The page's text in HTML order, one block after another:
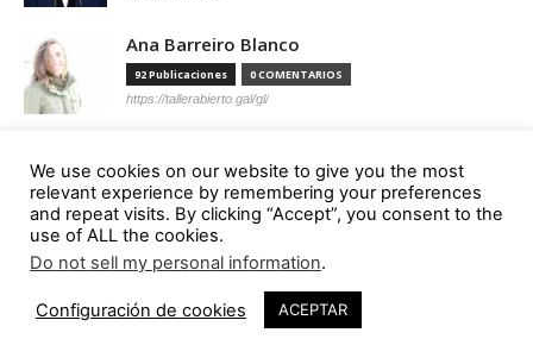
Ana Barreiro Blanco
92 Publicaciones 0 COMENTARIOS
https://tallerabierto.gal/gl/
87 Publicaciones 0 COMENTARIOS
http://vaumm.com/
Óscar Tenreiro Degwitz
0 COMENTARIOS
https://oscartenreiro.com/
We use cookies on our website to give you the most
relevant experience by remembering your preferences
and repeat visits. By clicking “Accept”, you consent to the
use of ALL the cookies.
Do not sell my personal information.
Configuración de cookies ACEPTAR